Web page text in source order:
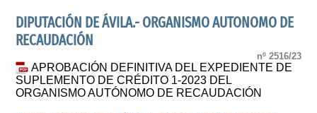
DIPUTACIÓN DE ÁVILA.- ORGANISMO AUTONOMO DE
RECAUDACIÓN
nº 2516/23
APROBACIÓN DEFINITIVA DEL EXPEDIENTE DE
SUPLEMENTO DE CRÉDITO 1-2023 DEL
ORGANISMO AUTÓNOMO DE RECAUDACIÓN